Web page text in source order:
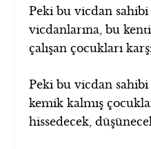
Peki bu vicdan
vicdanlarına, bu
çalışan çocukları
Peki bu vicdan
kemik kalmış
hissedecek,